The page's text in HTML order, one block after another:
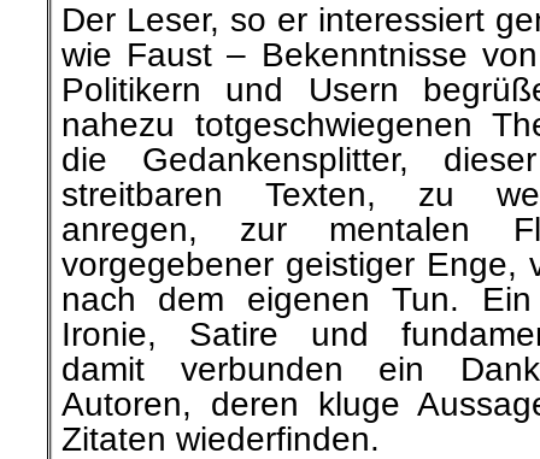
Der Leser, so er interessiert
wie Faust – Bekenntnisse
Politikern und Usern
nahezu totgeschwiegenen
die Gedankensplitter,
streitbaren Texten, zu
anregen, zur mentalen
vorgegebener geistiger Enge,
nach dem eigenen Tun.
Ironie, Satire und
damit verbunden ein
Autoren, deren kluge
Zitaten wiederfinden.